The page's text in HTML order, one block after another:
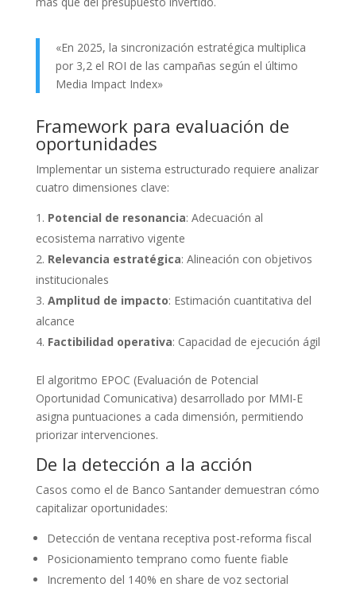
«En 2025, la sincronización estratégica multiplica
por 3,2 el ROI de las campañas según el último
Media Impact Index»
Framework para evaluación de
oportunidades
Implementar un sistema estructurado requiere analizar
cuatro dimensiones clave:
Potencial de resonancia: Adecuación al
ecosistema narrativo vigente
Relevancia estratégica: Alineación con objetivos
institucionales
Amplitud de impacto: Estimación cuantitativa del
alcance
Factibilidad operativa: Capacidad de ejecución ágil
El algoritmo EPOC (Evaluación de Potencial
Oportunidad Comunicativa) desarrollado por MMI-E
asigna puntuaciones a cada dimensión, permitiendo
priorizar intervenciones.
De la detección a la acción
Casos como el de Banco Santander demuestran cómo
capitalizar oportunidades:
Detección de ventana receptiva post-reforma fiscal
Posicionamiento temprano como fuente fiable
Incremento del 140% en share de voz sectorial